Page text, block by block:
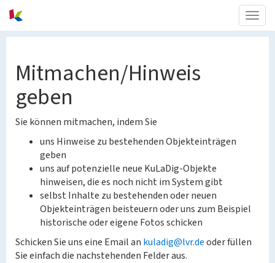
Mitmachen/Hinweis
geben
Sie können mitmachen, indem Sie
uns Hinweise zu bestehenden Objekteinträgen
geben
uns auf potenzielle neue KuLaDig-Objekte
hinweisen, die es noch nicht im System gibt
selbst Inhalte zu bestehenden oder neuen
Objekteinträgen beisteuern oder uns zum Beispiel
historische oder eigene Fotos schicken
Schicken Sie uns eine Email an kuladig@lvr.deoder füllen
Sie einfach die nachstehenden Felder aus.